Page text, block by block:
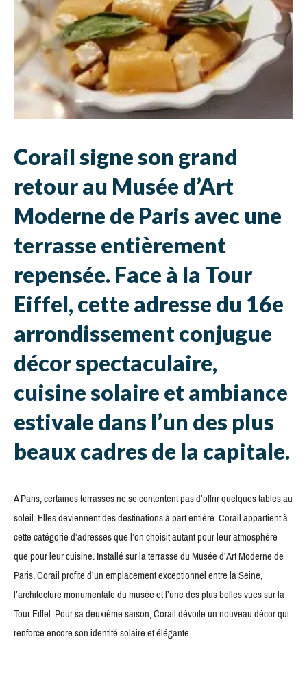
Corail signe son grand
retour au Musée d’Art
Moderne de Paris avec une
terrasse entièrement
repensée. Face à la Tour
Eiffel, cette adresse du 16e
arrondissement conjugue
décor spectaculaire,
cuisine solaire et ambiance
estivale dans l’un des plus
beaux cadres de la capitale.
A Paris, certaines terrasses ne se contentent pas d’offrir quelques tables au
soleil. Elles deviennent des destinations à part entière. Corail appartient à
cette catégorie d’adresses que l’on choisit autant pour leur atmosphère
que pour leur cuisine. Installé sur la terrasse du Musée d’Art Moderne de
Paris, Corail profite d’un emplacement exceptionnel entre la Seine,
l’architecture monumentale du musée et l’une des plus belles vues sur la
Tour Eiffel. Pour sa deuxième saison, Corail dévoile un nouveau décor qui
renforce encore son identité solaire et élégante.